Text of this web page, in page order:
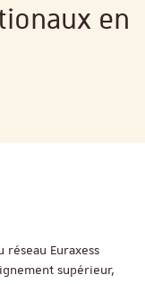
en
réseau Euraxess
supérieur,